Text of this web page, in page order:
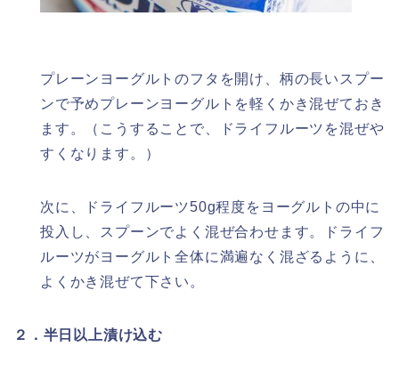
プレーンヨーグルトのフタを開け、柄の長いスプー
ンで予めプレーンヨーグルトを軽くかき混ぜておき
ます。（こうすることで、ドライフルーツを混ぜや
すくなります。）
次に、ドライフルーツ50g程度をヨーグルトの中に
投入し、スプーンでよく混ぜ合わせます。ドライフ
ルーツがヨーグルト全体に満遍なく混ざるように、
よくかき混ぜて下さい。
２．半日以上漬け込む